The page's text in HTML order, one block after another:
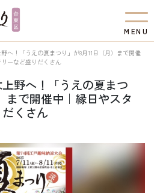
M EN U
へ！「うえの夏まつり」が8月11日（月）まで開催
ーなど盛りだくさん
野へ！「うえの夏まつ
まで開催中｜縁日やスタ
くさん